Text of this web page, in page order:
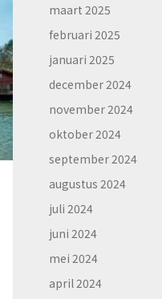
maart 2025
februari 2025
januari 2025
december 2024
november 2024
oktober 2024
september 2024
augustus 2024
juli 2024
juni 2024
mei 2024
april 2024